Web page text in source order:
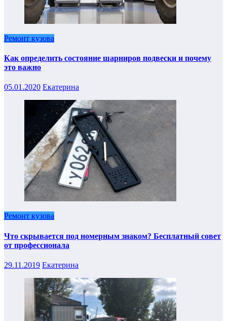
Ремонт кузова
Как определить состояние шарниров подвески и почему
это важно
05.01.2020 Екатерина
Ремонт кузова
Что скрывается под номерным знаком? Бесплатный совет
от профессионала
29.11.2019 Екатерина